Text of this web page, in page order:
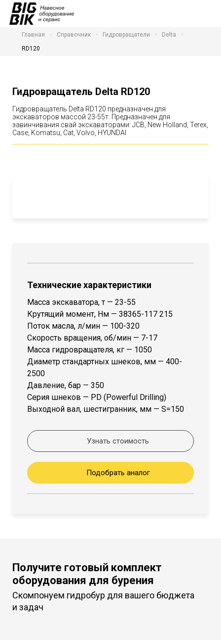
Главная Справочник Гидровращатели
Delta
RD120
Гидровращатель Delta RD120
Гидровращатель Delta RD120 предназначен для
экскаваторов массой 23-55т. Предназначен для
завинчивания свай экскаваторами: JCB, New Holland, Terex,
Case, Komatsu, Cat, Volvo, HYUNDAI
Технические характеристики
Масса экскаватора, т — 23-55
Крутящий момент, Нм — 38365-117 215
Поток масла, л/мин — 100-320
Скорость вращения, об/мин — 7-17
Масса гидровращателя, кг — 1050
Диаметр стандартных шнеков, мм — 400-
2500
Давление, бар — 350
Серия шнеков — PD (Powerful Drilling)
Выходной вал, шестигранник, мм — S=150
Узнать стоимость
Подобрать аналог
Получите готовый комплект
оборудования для бурения
Скомпонуем гидробур для вашего бюджета
и задач